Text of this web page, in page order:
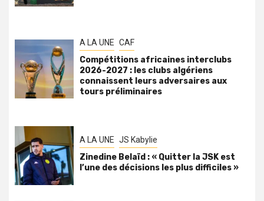
A LA UNE CAF
Compétitions africaines interclubs
2026-2027 : les clubs algériens
connaissent leurs adversaires aux
tours préliminaires
A LA UNE JS Kabylie
Zinedine Belaïd : « Quitter la JSK est
l’une des décisions les plus difficiles »